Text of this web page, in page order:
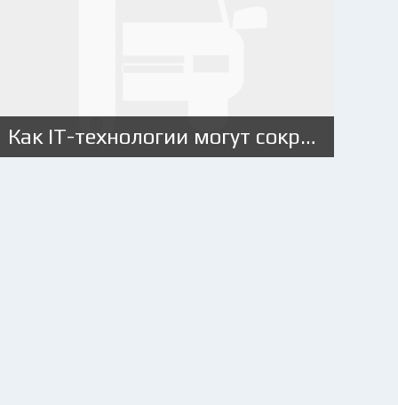
Как IT-технологии могут сократить расходы автопарка?